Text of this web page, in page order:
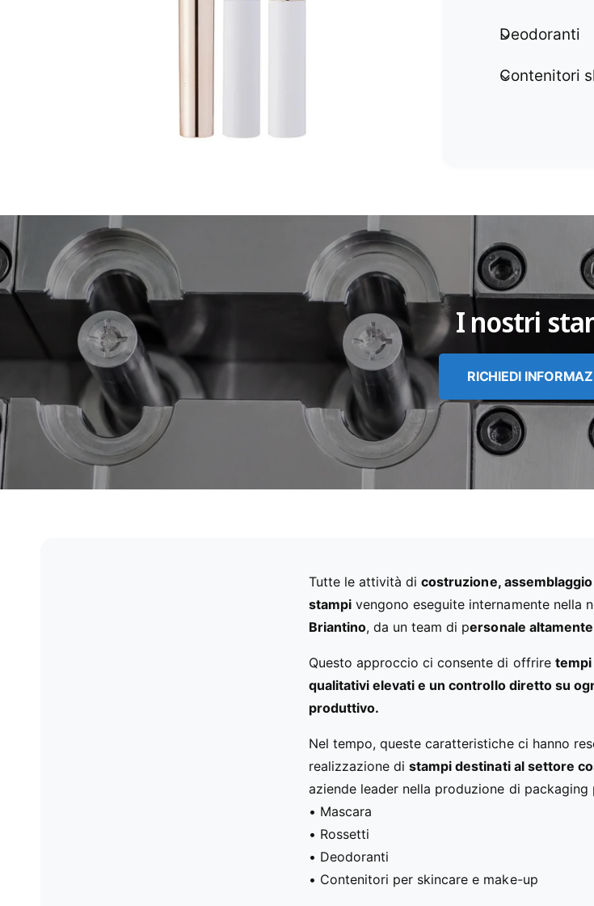
Deodoranti
Contenitori
I nostri
RICHIEDI
Tutte le attività dicostruzione,
stampi vengono eseguite internamente nella
Briantino, da un team di personale
Questo approccio ci consente di offrire tempi
qualitativi elevati e un controllo diretto su
produttivo.
Nel tempo, queste caratteristiche ci hanno
realizzazione distampi destinati al settore
aziende leader nella produzione di packaging
• Mascara
• Rossetti
• Deodoranti
• Contenitori per skincare e make-up